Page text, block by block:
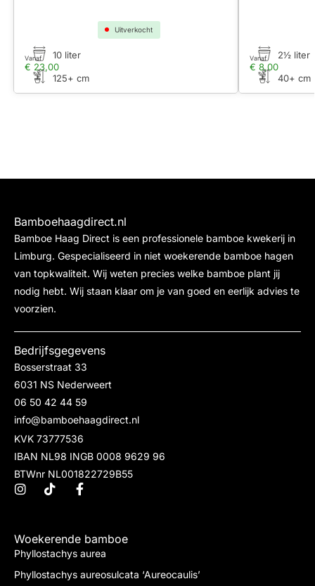
Uitverkocht
€ 23,00
Vanaf 10 liter
125+ cm
€ 8,00
Vanaf 2½ liter
40+ cm
Bamboehaagdirect.nl
Bamboe Haag Direct is een professionele bamboe kwekerij in
Limburg. Gespecialiseerd in niet woekerende bamboe hagen
van topkwaliteit. Wij weten precies welke bamboe plant jij
nodig hebt. Wij staan klaar om je van goed en eerlijk advies te
voorzien.
Bedrijfsgegevens
Bosserstraat 33
6031 NS Nederweert
06 50 42 44 59
info@bamboehaagdirect.nl
KVK 73777536
IBAN NL98 INGB 0008 9629 96
BTWnr NL001822729B55
Woekerende bamboe
Phyllostachys aurea
Phyllostachys aureosulcata ‘Aureocaulis’